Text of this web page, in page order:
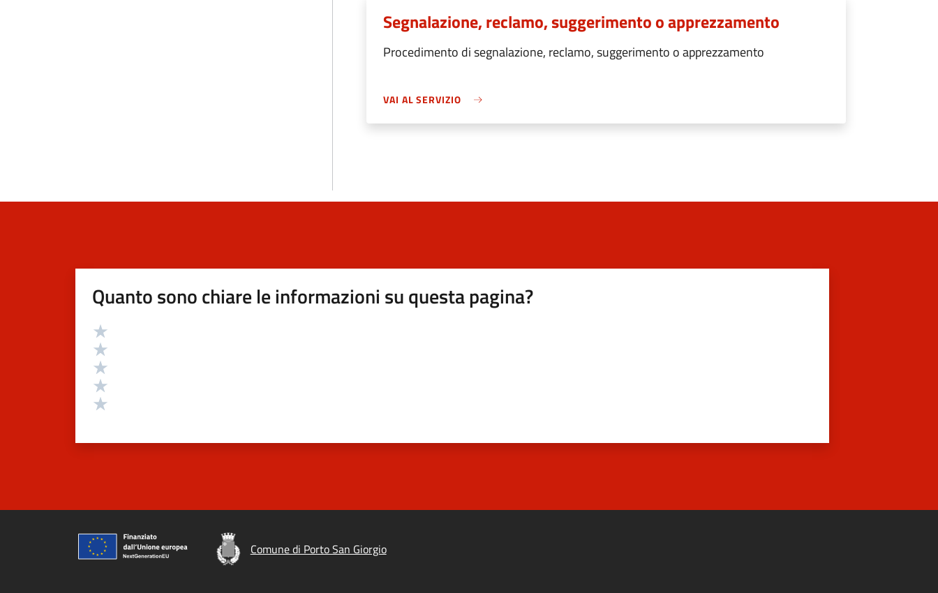
Segnalazione, reclamo, suggerimento o apprezzamento
Procedimento di segnalazione, reclamo, suggerimento o apprezzamento
VAI AL SERVIZIO
Quanto sono chiare le informazioni su questa pagina?
Valutazione
Comune di Porto San Giorgio